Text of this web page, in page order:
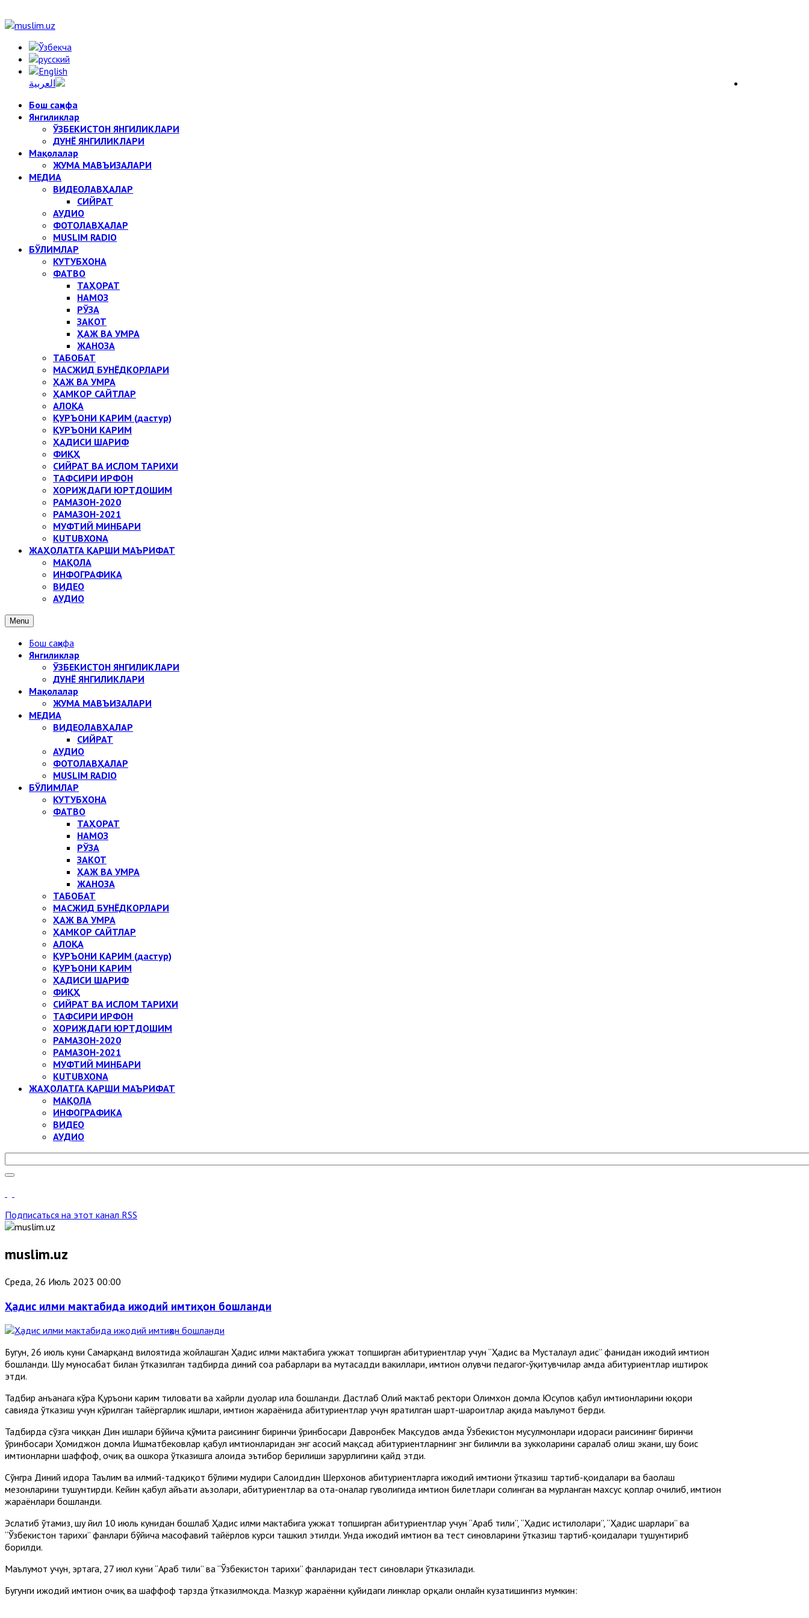
Бош саҳифа
Янгиликлар
ЎЗБЕКИСТОН ЯНГИЛИКЛАРИ
ДУНЁ ЯНГИЛИКЛАРИ
Мақолалар
ЖУМА МАВЪИЗАЛАРИ
МЕДИА
ВИДЕОЛАВҲАЛАР
СИЙРАТ
АУДИО
ФОТОЛАВҲАЛАР
MUSLIM RADIO
БЎЛИМЛАР
КУТУБХОНА
ФАТВО
ТАҲОРАТ
НАМОЗ
РЎЗА
ЗАКОТ
ҲАЖ ВА УМРА
ЖАНОЗА
ТАБОБАТ
МАСЖИД БУНЁДКОРЛАРИ
ҲАЖ ВА УМРА
ҲАМКОР САЙТЛАР
АЛОҚА
ҚУРЪОНИ КАРИМ (дастур)
ҚУРЪОНИ КАРИМ
ҲАДИСИ ШАРИФ
ФИҚҲ
СИЙРАТ ВА ИСЛОМ ТАРИХИ
ТАФСИРИ ИРФОН
ХОРИЖДАГИ ЮРТДОШИМ
РАМАЗОН-2020
РАМАЗОН-2021
МУФТИЙ МИНБАРИ
KUTUBXONA
ЖАҲОЛАТГА ҚАРШИ МАЪРИФАТ
МАҚОЛА
ИНФОГРАФИКА
ВИДЕО
АУДИО
Menu
Бош саҳифа
Янгиликлар
ЎЗБЕКИСТОН ЯНГИЛИКЛАРИ
ДУНЁ ЯНГИЛИКЛАРИ
Мақолалар
ЖУМА МАВЪИЗАЛАРИ
МЕДИА
ВИДЕОЛАВҲАЛАР
СИЙРАТ
АУДИО
ФОТОЛАВҲАЛАР
MUSLIM RADIO
БЎЛИМЛАР
КУТУБХОНА
ФАТВО
ТАҲОРАТ
НАМОЗ
РЎЗА
ЗАКОТ
ҲАЖ ВА УМРА
ЖАНОЗА
ТАБОБАТ
МАСЖИД БУНЁДКОРЛАРИ
ҲАЖ ВА УМРА
ҲАМКОР САЙТЛАР
АЛОҚА
ҚУРЪОНИ КАРИМ (дастур)
ҚУРЪОНИ КАРИМ
ҲАДИСИ ШАРИФ
ФИҚҲ
СИЙРАТ ВА ИСЛОМ ТАРИХИ
ТАФСИРИ ИРФОН
ХОРИЖДАГИ ЮРТДОШИМ
РАМАЗОН-2020
РАМАЗОН-2021
МУФТИЙ МИНБАРИ
KUTUBXONA
ЖАҲОЛАТГА ҚАРШИ МАЪРИФАТ
МАҚОЛА
ИНФОГРАФИКА
ВИДЕО
АУДИО
Подписаться на этот канал RSS
muslim.uz
Среда, 26 Июль 2023 00:00
Ҳадис илми мактабида ижодий имтиҳон бошланди
Бугун, 26 июль куни Самарқанд вилоятида жойлашган Ҳадис илми мактабига ҳужжат топширган абитуриентлар учун “Ҳадис ва Мусталаҳул ҳадис” фанидан ижодий имтиҳон
бошланди. Шу муносабат билан ўтказилган тадбирда диний соҳа раҳбарлари ва мутасадди вакиллари, имтиҳон олувчи педагог-ўқитувчилар ҳамда абитуриентлар иштирок
этди.
Тадбир анъанага кўра Қуръони карим тиловати ва хайрли дуолар ила бошланди. Дастлаб Олий мактаб ректори Олимхон домла Юсупов қабул имтиҳонларини юқори
савияда ўтказиш учун кўрилган тайёргарлик ишлари, имтиҳон жараёнида абитуриентлар учун яратилган шарт-шароитлар ҳақида маълумот берди.
Тадбирда сўзга чиққан Дин ишлари бўйича қўмита раисининг биринчи ўринбосари Давронбек Мақсудов ҳамда Ўзбекистон мусулмонлари идораси раисининг биринчи
ўринбосари Ҳомиджон домла Ишматбековлар қабул имтиҳонларидан энг асосий мақсад абитуриентларнинг энг билимли ва зукколарини саралаб олиш экани, шу боис
имтиҳонларни шаффоф, очиқ ва ошкора ўтказишга алоҳида эътибор берилиши зарурлигини қайд этди.
Сўнгра Диний идора Таълим ва илмий-тадқиқот бўлими мудири Салоҳиддин Шерхонов абитуриентларга ижодий имтиҳони ўтказиш тартиб-қоидалари ва баҳолаш
мезонларини тушунтирди. Кейин қабул ҳайъати аъзолари, абитуриентлар ва ота-оналар гувоҳлигида имтиҳон билетлари солинган ва муҳрланган махсус қоплар очилиб, имтиҳон
жараёнлари бошланди.
Эслатиб ўтамиз, шу йил 10 июль кунидан бошлаб Ҳадис илми мактабига ҳужжат топширган абитуриентлар учун “Араб тили”, “Ҳадис истилоҳлари”, “Ҳадис шарҳлари” ва
“Ўзбекистон тарихи” фанлари бўйича масофавий тайёрлов курси ташкил этилди. Унда ижодий имтиҳон ва тест синовларини ўтказиш тартиб-қоидалари тушунтириб
борилди.
Маълумот учун, эртага, 27 июл куни “Араб тили” ва “Ўзбекистон тарихи” фанларидан тест синовлари ўтказилади.
Бугунги ижодий имтиҳон очиқ ва шаффоф тарзда ўтказилмоқда. Мазкур жараённи қуйидаги линклар орқали онлайн кузатишингиз мумкин: